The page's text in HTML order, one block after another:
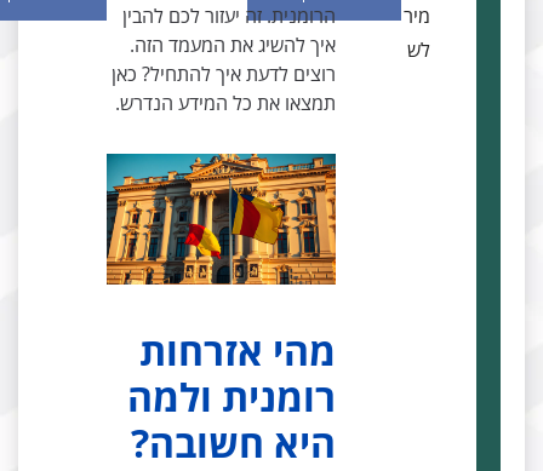
הרומנית. זה יעזור לכם להבין
איך להשיג את המעמד הזה.
רוצים לדעת איך להתחיל? כאן
תמצאו את כל המידע הנדרש.
מהי אזרחות
רומנית ולמה
היא חשובה?